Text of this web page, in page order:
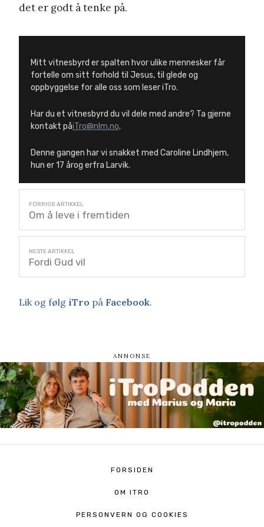
det er godt å tenke på.
Mitt vitnesbyrd er spalten hvor ulike mennesker får
fortelle om sitt forhold til Jesus, til glede og
oppbyggelse for alle oss som leser iTro.
Har du et vitnesbyrd du vil dele med andre? Ta gjerne
kontakt påiTro@nlm.no.
Denne gangen har vi snakket med Caroline Lindhjem,
hun er 17 årog erfra Larvik.
Om å leve i fremtiden
Fordi Gud vil
Lik og følg iTro på Facebook.
FORSIDEN
OM ITRO
PERSONVERN OG COOKIES